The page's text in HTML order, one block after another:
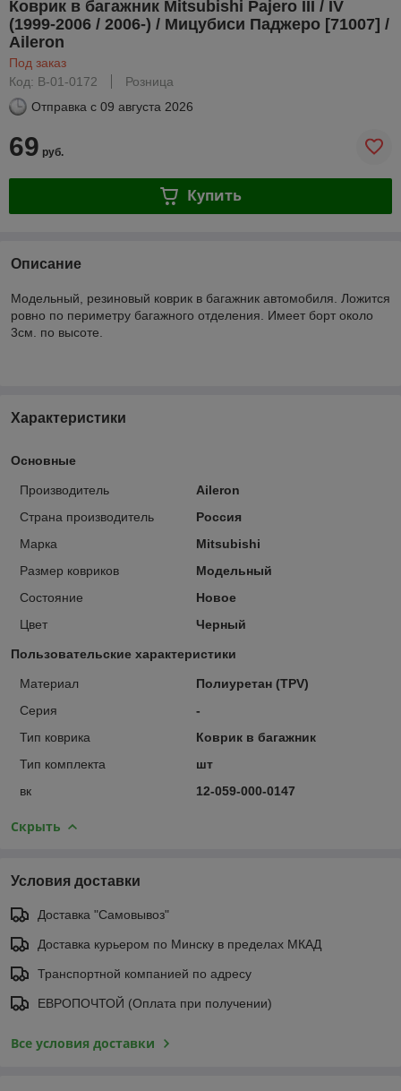
Коврик в багажник Mitsubishi Pajero III / IV
(1999-2006 / 2006-) / Мицубиси Паджеро [71007] /
Aileron
Под заказ
Код: B-01-0172
Розница
Отправка с 09 августа 2026
69 руб.
Купить
Описание
Модельный, резиновый коврик в багажник автомобиля. Ложится
ровно по периметру багажного отделения. Имеет борт около
3см. по высоте.
Характеристики
Основные
Производитель
Aileron
Страна производитель
Россия
Марка
Mitsubishi
Размер ковриков
Модельный
Состояние
Новое
Цвет
Черный
Пользовательские характеристики
Материал
Полиуретан (TPV)
Серия
-
Тип коврика
Коврик в багажник
Тип комплекта
шт
вк
12-059-000-0147
Скрыть
Условия доставки
Доставка "Самовывоз"
Доставка курьером по Минску в пределах МКАД
Транспортной компанией по адресу
ЕВРОПОЧТОЙ (Оплата при получении)
Все условия доставки